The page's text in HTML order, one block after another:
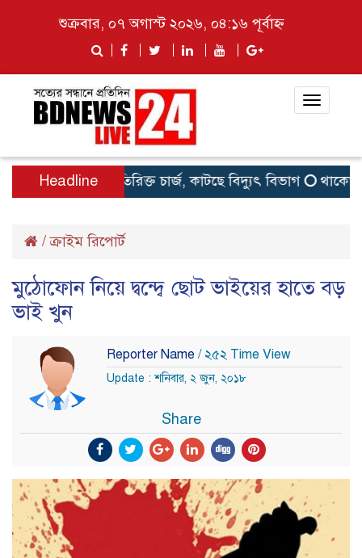
শুক্রবার, ০৭ অগাস্ট ২০২৬, ০৪:১৬ পূর্বাহ্ন
Toggle
Headlineঅতিরিক্ত চার্জ, কাটছে বিদ্যুৎ বিভাগ থাকো,
/ক্রাইম রিপোর্ট
মুঠোফোন নিয়ে দ্বন্দ্বে ছোট ভাইয়ের হাতে বড়
ভাই খুন
Reporter Name / ২৫২ Time View
Update : শনিবার, ২ জুন, ২০১৮
Share